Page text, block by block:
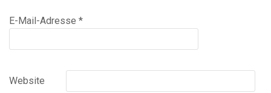
E-Mail-Adresse *
Website